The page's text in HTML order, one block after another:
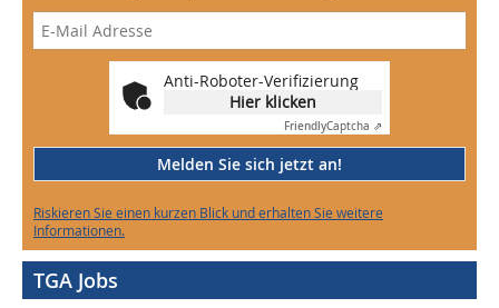
Anti-Roboter-Verifizierung
Hier klicken
FriendlyCaptcha ⇗
Melden Sie sich jetzt an!
Riskieren Sie einen kurzen Blick und erhalten Sie weitere
Informationen.
TGA Jobs